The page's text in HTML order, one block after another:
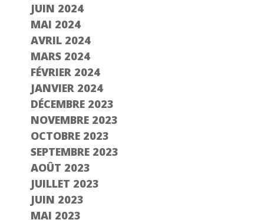
JUIN 2024
MAI 2024
AVRIL 2024
MARS 2024
FÉVRIER 2024
JANVIER 2024
DÉCEMBRE 2023
NOVEMBRE 2023
OCTOBRE 2023
SEPTEMBRE 2023
AOÛT 2023
JUILLET 2023
JUIN 2023
MAI 2023